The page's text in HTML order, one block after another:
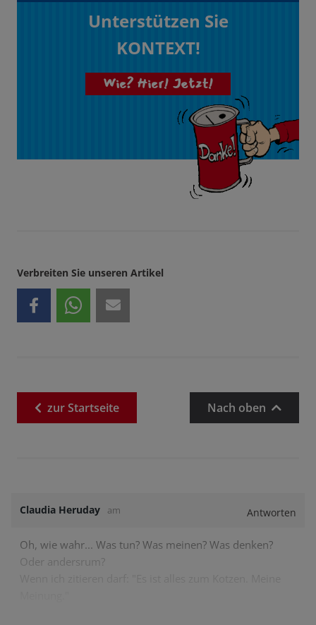
Unterstützen Sie
KONTEXT!
Wie? Hier! Jetzt!
Verbreiten Sie unseren Artikel
zurStartseite Nach oben
Claudia Heruday am Antworten
Oh, wie wahr... Was tun? Was meinen? Was denken?
Oder andersrum?